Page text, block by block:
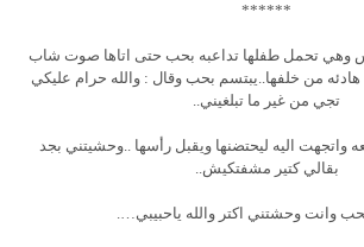
******
تحمل طفلها تداعبه بحب حتى اتاها صوت شاب
من خلفها..يبتسم بحب وقال : والله حرام عليكي
تجي من غير ما تبلغيني..
واتجهت اليه ليحتضنها ويقبل رأسها ..وحشيتني بجد
بقالي كتير مشفتكيش..
وانت وحشتني اكتر والله ياحبيبي….